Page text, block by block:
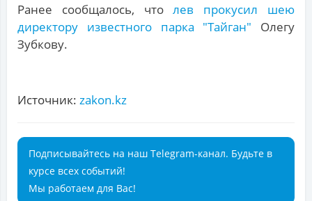
Ранее сообщалось, чтолев прокусил шею
директору известного парка "Тайган" Олегу
Зубкову.
Источник: zakon.kz
Подписывайтесь на наш Telegram-канал. Будьте в
курсе всех событий!
Мы работаем для Вас!